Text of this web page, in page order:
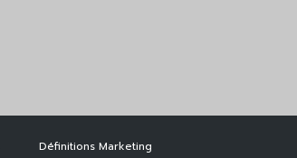
Définitions Marketing